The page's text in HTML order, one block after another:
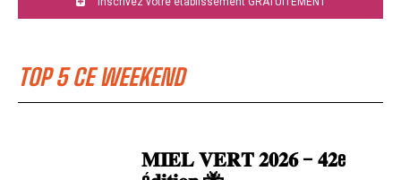
TOP 5 CE WEEKEND
𝐌𝐈𝐄𝐋 𝐕𝐄𝐑𝐓 𝟐𝟎𝟐𝟔 – 𝟒𝟐e